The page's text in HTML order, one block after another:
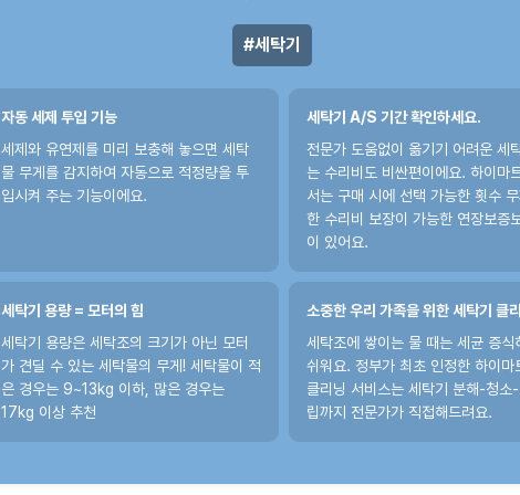
세탁기
자동 세제 투입 기능
세제와 유연제를 미리 보충해 놓으면 세탁
물 무게를 감지하여 자동으로 적정량을 투
입시켜 주는 기능이에요.
세탁기 용량 = 모터의 힘
세탁기 용량은 세탁조의 크기가 아닌 모터
가 견딜 수 있는 세탁물의 무게! 세탁물이 적
은 경우는 9~13kg 이하, 많은 경우는
17kg 이상 추천
세탁기 A/S 기간 확인하세요.
전문가 도움없이 옮기기 어려운 세
는 수리비도 비싼편이에요. 하이마
서는 구매 시에 선택 가능한 횟수
한 수리비 보장이 가능한 연장보증
이 있어요.
소중한 우리 가족을 위한 세탁기 클
세탁조에 쌓이는 물 때는 세균 증식
쉬워요. 정부가 최초 인정한 하이마
클리닝 서비스는 세탁기 분해-청소
립까지 전문가가 직접해드려요.